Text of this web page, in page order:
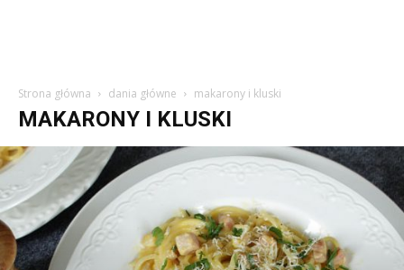
Strona główna dania główne makarony i kluski
MAKARONY I KLUSKI